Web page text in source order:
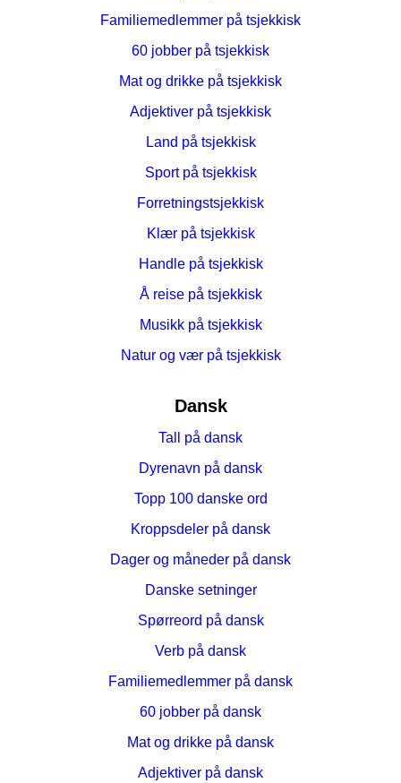
Familiemedlemmer på tsjekkisk
60 jobber på tsjekkisk
Mat og drikke på tsjekkisk
Adjektiver på tsjekkisk
Land på tsjekkisk
Sport på tsjekkisk
Forretningstsjekkisk
Klær på tsjekkisk
Handle på tsjekkisk
Å reise på tsjekkisk
Musikk på tsjekkisk
Natur og vær på tsjekkisk
Dansk
Tall på dansk
Dyrenavn på dansk
Topp 100 danske ord
Kroppsdeler på dansk
Dager og måneder på dansk
Danske setninger
Spørreord på dansk
Verb på dansk
Familiemedlemmer på dansk
60 jobber på dansk
Mat og drikke på dansk
Adjektiver på dansk